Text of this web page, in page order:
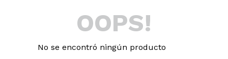
OOPS!
No se encontró ningún producto